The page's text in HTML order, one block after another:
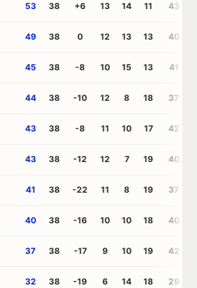
53 38 +6 13 14 11 43
49 38 0 12 13 13 40
45 38 -8 10 15 13 41
44 38 -10 12 8 18 37
43 38 -8 11 10 17 42
43 38 -12 12 7 19 40
41 38 -22 11 8 19 37
40 38 -16 10 10 18 40
37 38 -17 9 10 19 42
32 38 -19 6 14 18 29